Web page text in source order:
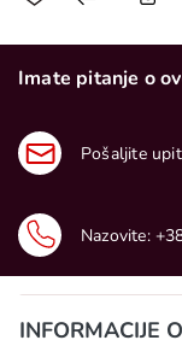
Imate pitanje o
Pošaljite
Nazovite:
INFORMACIJE